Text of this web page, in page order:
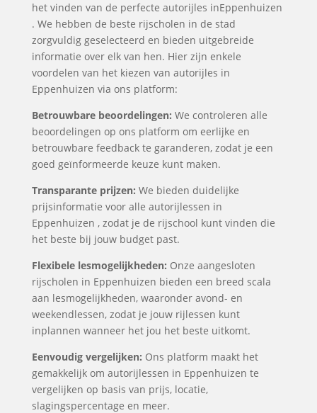
het vinden van de perfecte autorijles inEppenhuizen
. We hebben de beste rijscholen in de stad
zorgvuldig geselecteerd en bieden uitgebreide
informatie over elk van hen. Hier zijn enkele
voordelen van het kiezen van autorijles in
Eppenhuizen via ons platform:
Betrouwbare beoordelingen: We controleren alle
beoordelingen op ons platform om eerlijke en
betrouwbare feedback te garanderen, zodat je een
goed geïnformeerde keuze kunt maken.
Transparante prijzen: We bieden duidelijke
prijsinformatie voor alle autorijlessen in
Eppenhuizen , zodat je de rijschool kunt vinden die
het beste bij jouw budget past.
Flexibele lesmogelijkheden: Onze aangesloten
rijscholen in Eppenhuizen bieden een breed scala
aan lesmogelijkheden, waaronder avond- en
weekendlessen, zodat je jouw rijlessen kunt
inplannen wanneer het jou het beste uitkomt.
Eenvoudig vergelijken: Ons platform maakt het
gemakkelijk om autorijlessen in Eppenhuizen te
vergelijken op basis van prijs, locatie,
slagingspercentage en meer.